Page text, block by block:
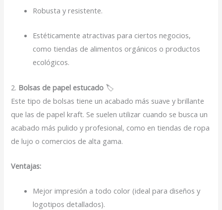
Robusta y resistente.
Estéticamente atractivas para ciertos negocios,
como tiendas de alimentos orgánicos o productos
ecológicos.
2. Bolsas de papel estucado 🏷️
Este tipo de bolsas tiene un acabado más suave y brillante
que las de papel kraft. Se suelen utilizar cuando se busca un
acabado más pulido y profesional, como en tiendas de ropa
de lujo o comercios de alta gama.
Ventajas:
Mejor impresión a todo color (ideal para diseños y
logotipos detallados).